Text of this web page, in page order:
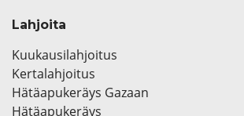
Lahjoita
Kuukausilahjoitus
Kertalahjoitus
Hätäapukeräys Gazaan
Hätäapukeräys